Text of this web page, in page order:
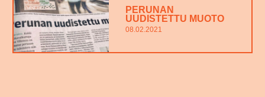
PERUNAN
UUDISTETTU MUOTO
08.02.2021